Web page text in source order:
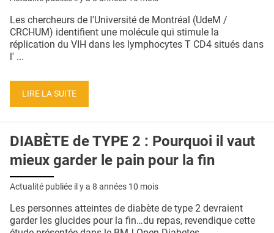
QUI SOMMES-NOUS ?
PUBLICITÉ
Les chercheurs de l'Université de Montréal (UdeM /
CRCHUM) identifient une molécule qui stimule la
réplication du VIH dans les lymphocytes T CD4 situés dans
l' ...
LIRE LA SUITE
DIABÈTE de TYPE 2 : Pourquoi il vaut
mieux garder le pain pour la fin
Actualité publiée il y a 8 années 10 mois
Les personnes atteintes de diabète de type 2 devraient
garder les glucides pour la fin…du repas, revendique cette